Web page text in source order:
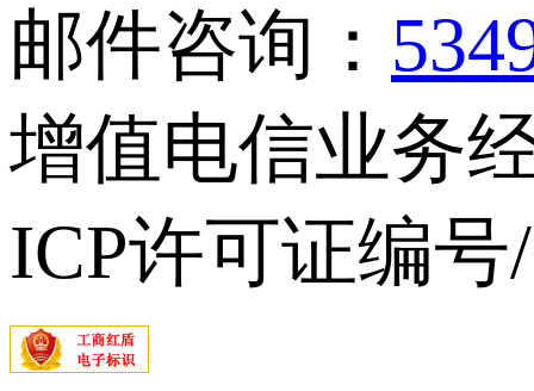
邮件咨询：
增值电信业务
ICP许可证编号